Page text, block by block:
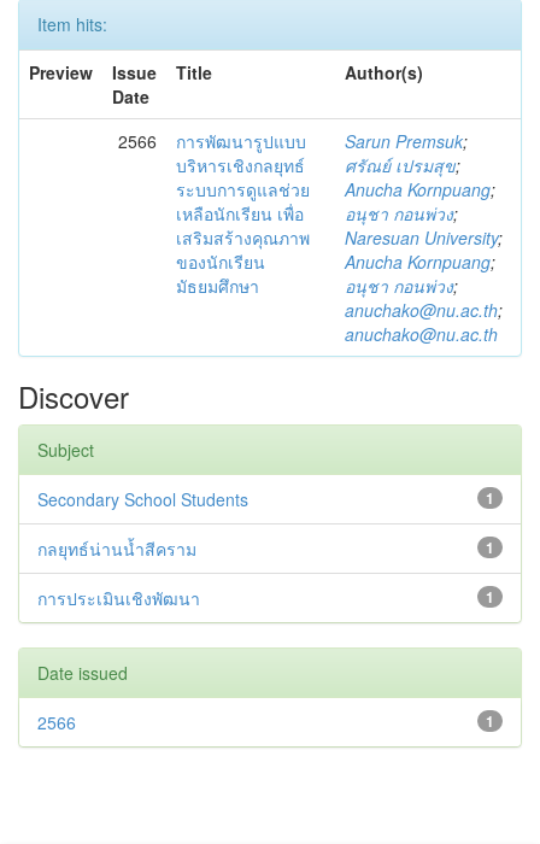
Item hits:
Preview
Issue
Date
Title Author(s)
2566
การพัฒนารูปแบบ
บริหารเชิงกลยุทธ์
ระบบการดูแลช่วย
เหลือนักเรียน เพื่อ
เสริมสร้างคุณภาพ
ของนักเรียน
มัธยมศึกษา
Sarun Premsuk;
ศรัณย์ เปรมสุข;
Anucha Kornpuang;
อนุชา กอนพ่วง;
Naresuan University;
Anucha Kornpuang;
อนุชา กอนพ่วง;
anuchako@nu.ac.th;
anuchako@nu.ac.th
Discover
Subject
1
Secondary School Students
1
กลยุทธ์น่านน้ำสีคราม
1
การประเมินเชิงพัฒนา
Date issued
1
2566